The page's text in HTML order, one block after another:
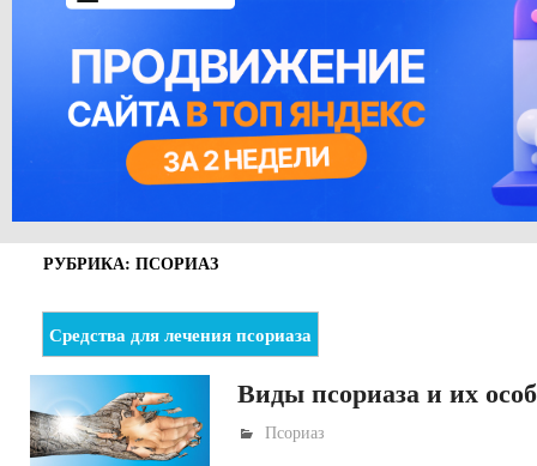
РУБРИКА: ПСОРИАЗ
Средства для лечения псориаза
Виды псориаза и их
Псориаз